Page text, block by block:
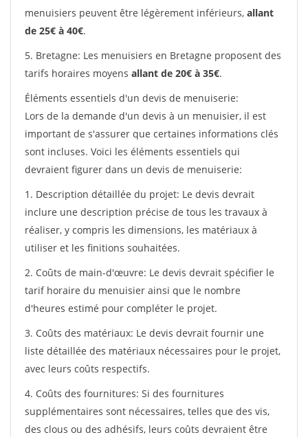
menuisiers peuvent être légèrement inférieurs, allant
de 25€ à 40€.
5. Bretagne: Les menuisiers en Bretagne proposent des
tarifs horaires moyens allant de 20€ à 35€.
Éléments essentiels d'un devis de menuiserie:
Lors de la demande d'un devis à un menuisier, il est
important de s'assurer que certaines informations clés
sont incluses. Voici les éléments essentiels qui
devraient figurer dans un devis de menuiserie:
1. Description détaillée du projet: Le devis devrait
inclure une description précise de tous les travaux à
réaliser, y compris les dimensions, les matériaux à
utiliser et les finitions souhaitées.
2. Coûts de main-d'œuvre: Le devis devrait spécifier le
tarif horaire du menuisier ainsi que le nombre
d'heures estimé pour compléter le projet.
3. Coûts des matériaux: Le devis devrait fournir une
liste détaillée des matériaux nécessaires pour le projet,
avec leurs coûts respectifs.
4. Coûts des fournitures: Si des fournitures
supplémentaires sont nécessaires, telles que des vis,
des clous ou des adhésifs, leurs coûts devraient être